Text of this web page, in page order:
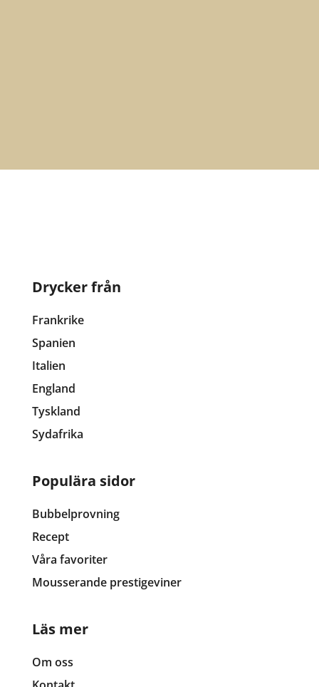
Drycker från
Frankrike
Spanien
Italien
England
Tyskland
Sydafrika
Populära sidor
Bubbelprovning
Recept
Våra favoriter
Mousserande prestigeviner
Läs mer
Om oss